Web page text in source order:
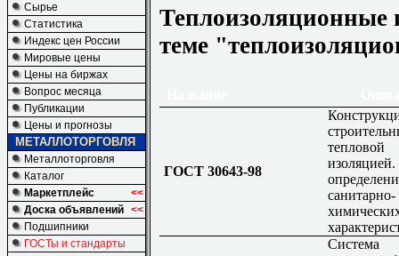
Сырье
Статистика
Индекс цен России
Мировые цены
Цены на биржах
Вопрос месяца
Публикации
Цены и прогнозы
МЕТАЛЛОТОРГОВЛЯ
Металлоторговля
Каталог
Маркетплейс
<<
Доска объявлений <<
Подшипники
ГОСТы и стандарты
Теплоизоляционные
теме
ГОСТ 30643-98
тепловой
санитарно-
Система